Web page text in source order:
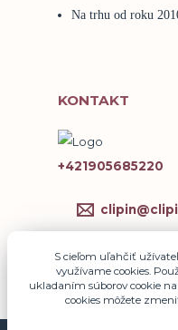
Na trhu od roku
KONTAKT
+421905685220
S cieľom uľahčiť
využívame cookies.
ukladaním súborov cookie
cookies môžete